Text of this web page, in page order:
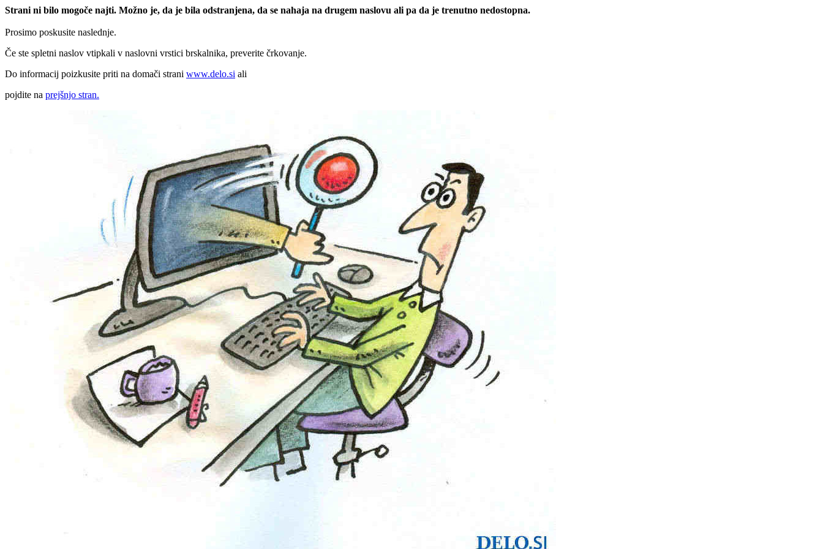
Strani ni bilo mogoče najti. Možno je, da je bila odstranjena, da se nahaja na drugem naslovu ali pa da je trenutno nedostopna.
Prosimo poskusite naslednje.
Če ste spletni naslov vtipkali v naslovni vrstici brskalnika, preverite črkovanje.
Do informacij poizkusite priti na domači strani www.delo.si ali
pojdite na prejšnjo stran.